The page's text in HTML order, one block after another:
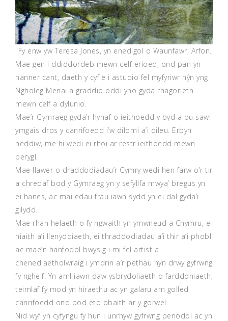
"Fy enw yw Teresa Jones, yn enedigol o Waunfawr, Arfon.
Mae gen i ddiddordeb mewn celf erioed, ond pan yn
hanner cant, daeth y cyfle i astudio fel myfyriwr hŷn yng
Ngholeg Menai a graddio oddi yno gyda rhagorieth
mewn celf a dylunio.
Mae’r Gymraeg gyda’r hynaf o ieithoedd y byd a bu sawl
ymgais dros y canrifoedd i’w dilorni a’i dileu. Erbyn
heddiw, me hi wedi ei rhoi ar restr ieithoedd mewn
perygl.
Mae llawer o draddodiadau’r Cymry wedi hen farw o’r tir
a chredaf bod y Gymraeg yn y sefyllfa mwya’ bregus yn
ei hanes, ac mai edau frau iawn sydd yn ei dal gyda’i
gilydd.
Mae rhan helaeth o fy ngwaith yn ymwneud a Chymru, ei
hiaith a’i llenyddiaeth, ei thraddodiadau a’i thir a’i phobl
ac mae’n hanfodol bwysig i mi fel artist a
chenedlaetholwraig i ymdrin a’r pethau hyn drwy gyfrwng
fy nghelf. Yn aml iawn daw ysbrydoliaeth o farddoniaeth;
teimlaf fy mod yn hiraethu ac yn galaru am golled
canrifoedd ond bod eto obaith ar y gorwel.
Nid wyf yn cyfyngu fy hun i unrhyw gyfrwng penodol ac yn